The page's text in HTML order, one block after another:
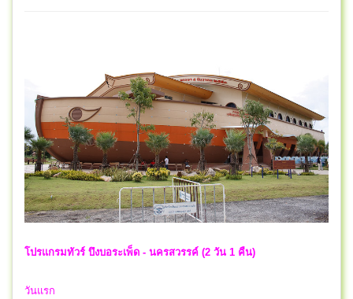
โปรแกรมทัวร์ บึงบอระเพ็ด - นครสวรรค์ (2 วัน 1 คืน)
วันแรก